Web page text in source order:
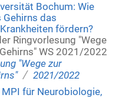
Bochum: Wie
Gehirns das
fördern?
Ringvorlesung "Wege
WS 2021/2022
"Wege zur
/ 2021/2022
für Neurobiologie,